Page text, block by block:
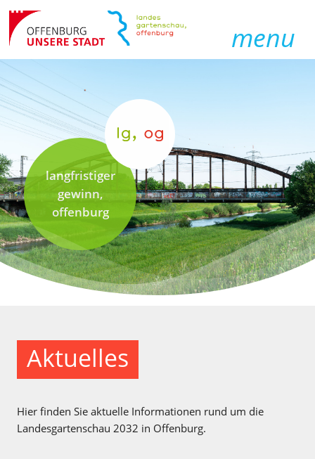
menu
langfristiger
gewinn,
offenburg
Aktuelles
Hier finden Sie aktuelle Informationen rund um die
Landesgartenschau 2032 in Offenburg.